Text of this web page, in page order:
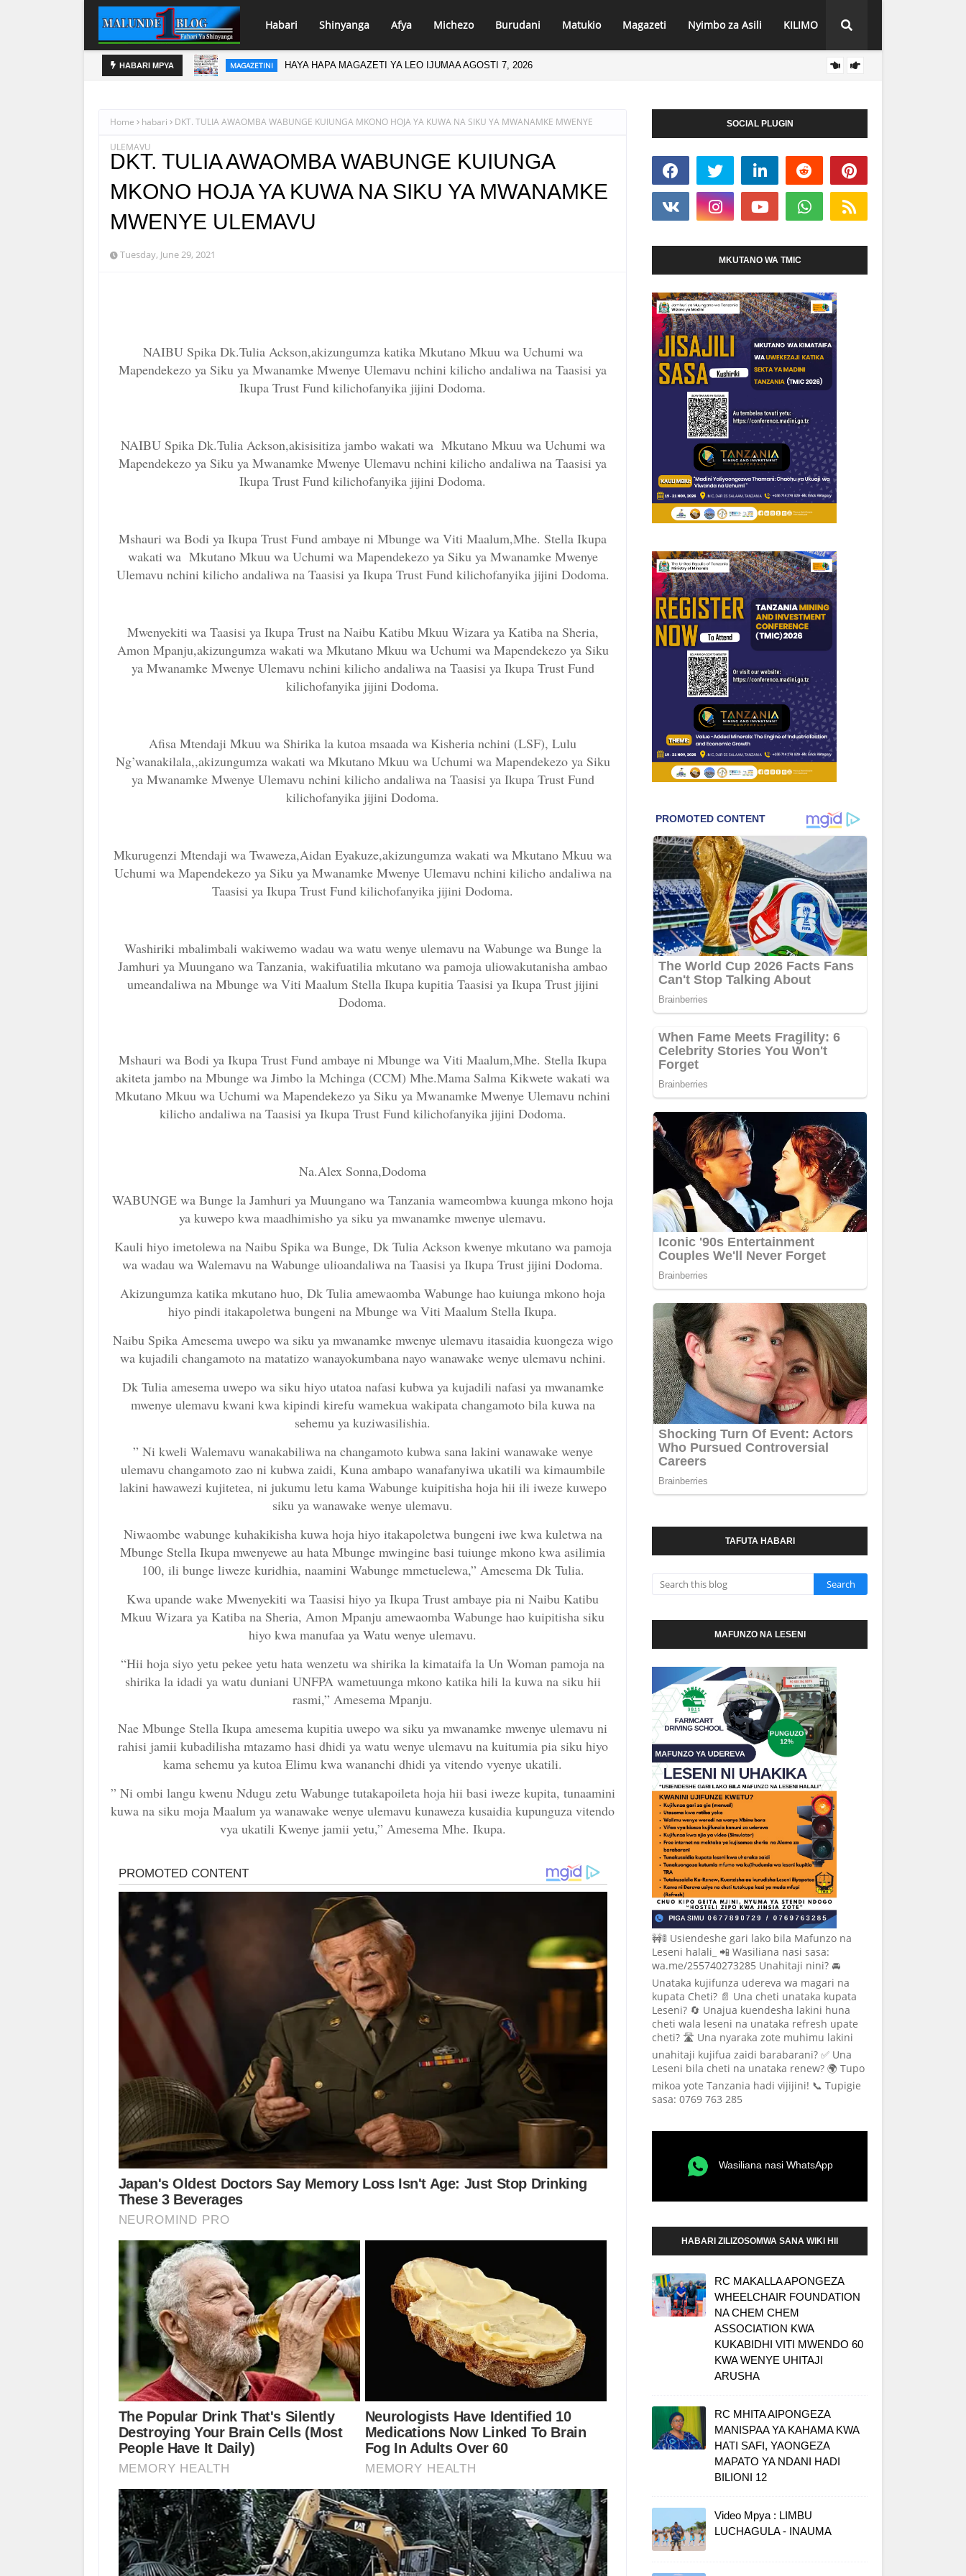
Habari Shinyanga Afya Michezo Burudani Matukio Magazeti Nyimbo za Asili KILIMO
HABARI MPYA MAGAZETINI HAYA HAPA MAGAZETI YA LEO IJUMAA AGOSTI 7, 2026
Home habari DKT. TULIA AWAOMBA WABUNGE KUIUNGA MKONO HOJA YA KUWA NA SIKU YA MWANAMKE MWENYE
ULEMAVU
DKT. TULIA AWAOMBA WABUNGE KUIUNGA
MKONO HOJA YA KUWA NA SIKU YA MWANAMKE
MWENYE ULEMAVU
Tuesday, June 29, 2021
NAIBU Spika Dk.Tulia Ackson,akizungumza katika Mkutano Mkuu wa Uchumi wa
Mapendekezo ya Siku ya Mwanamke Mwenye Ulemavu nchini kilicho andaliwa na Taasisi ya
Ikupa Trust Fund kilichofanyika jijini Dodoma.
NAIBU Spika Dk.Tulia Ackson,akisisitiza jambo wakati wa Mkutano Mkuu wa Uchumi wa
Mapendekezo ya Siku ya Mwanamke Mwenye Ulemavu nchini kilicho andaliwa na Taasisi ya
Ikupa Trust Fund kilichofanyika jijini Dodoma.
Mshauri wa Bodi ya Ikupa Trust Fund ambaye ni Mbunge wa Viti Maalum,Mhe. Stella Ikupa
wakati wa Mkutano Mkuu wa Uchumi wa Mapendekezo ya Siku ya Mwanamke Mwenye
Ulemavu nchini kilicho andaliwa na Taasisi ya Ikupa Trust Fund kilichofanyika jijini Dodoma.
Mwenyekiti wa Taasisi ya Ikupa Trust na Naibu Katibu Mkuu Wizara ya Katiba na Sheria,
Amon Mpanju,akizungumza wakati wa Mkutano Mkuu wa Uchumi wa Mapendekezo ya Siku
ya Mwanamke Mwenye Ulemavu nchini kilicho andaliwa na Taasisi ya Ikupa Trust Fund
kilichofanyika jijini Dodoma.
Afisa Mtendaji Mkuu wa Shirika la kutoa msaada wa Kisheria nchini (LSF), Lulu
Ng’wanakilala,,akizungumza wakati wa Mkutano Mkuu wa Uchumi wa Mapendekezo ya Siku
ya Mwanamke Mwenye Ulemavu nchini kilicho andaliwa na Taasisi ya Ikupa Trust Fund
kilichofanyika jijini Dodoma.
Mkurugenzi Mtendaji wa Twaweza,Aidan Eyakuze,akizungumza wakati wa Mkutano Mkuu wa
Uchumi wa Mapendekezo ya Siku ya Mwanamke Mwenye Ulemavu nchini kilicho andaliwa na
Taasisi ya Ikupa Trust Fund kilichofanyika jijini Dodoma.
Washiriki mbalimbali wakiwemo wadau wa watu wenye ulemavu na Wabunge wa Bunge la
Jamhuri ya Muungano wa Tanzania, wakifuatilia mkutano wa pamoja uliowakutanisha ambao
umeandaliwa na Mbunge wa Viti Maalum Stella Ikupa kupitia Taasisi ya Ikupa Trust jijini
Dodoma.
Mshauri wa Bodi ya Ikupa Trust Fund ambaye ni Mbunge wa Viti Maalum,Mhe. Stella Ikupa
akiteta jambo na Mbunge wa Jimbo la Mchinga (CCM) Mhe.Mama Salma Kikwete wakati wa
Mkutano Mkuu wa Uchumi wa Mapendekezo ya Siku ya Mwanamke Mwenye Ulemavu nchini
kilicho andaliwa na Taasisi ya Ikupa Trust Fund kilichofanyika jijini Dodoma.
Na.Alex Sonna,Dodoma
WABUNGE wa Bunge la Jamhuri ya Muungano wa Tanzania wameombwa kuunga mkono hoja
ya kuwepo kwa maadhimisho ya siku ya mwanamke mwenye ulemavu.
Kauli hiyo imetolewa na Naibu Spika wa Bunge, Dk Tulia Ackson kwenye mkutano wa pamoja
wa wadau wa Walemavu na Wabunge ulioandaliwa na Taasisi ya Ikupa Trust jijini Dodoma.
Akizungumza katika mkutano huo, Dk Tulia amewaomba Wabunge hao kuiunga mkono hoja
hiyo pindi itakapoletwa bungeni na Mbunge wa Viti Maalum Stella Ikupa.
Naibu Spika Amesema uwepo wa siku ya mwanamke mwenye ulemavu itasaidia kuongeza wigo
wa kujadili changamoto na matatizo wanayokumbana nayo wanawake wenye ulemavu nchini.
Dk Tulia amesema uwepo wa siku hiyo utatoa nafasi kubwa ya kujadili nafasi ya mwanamke
mwenye ulemavu kwani kwa kipindi kirefu wamekua wakipata changamoto bila kuwa na
sehemu ya kuziwasilishia.
” Ni kweli Walemavu wanakabiliwa na changamoto kubwa sana lakini wanawake wenye
ulemavu changamoto zao ni kubwa zaidi, Kuna ambapo wanafanyiwa ukatili wa kimaumbile
lakini hawawezi kujitetea, ni jukumu letu kama Wabunge kuipitisha hoja hii ili iweze kuwepo
siku ya wanawake wenye ulemavu.
Niwaombe wabunge kuhakikisha kuwa hoja hiyo itakapoletwa bungeni iwe kwa kuletwa na
Mbunge Stella Ikupa mwenyewe au hata Mbunge mwingine basi tuiunge mkono kwa asilimia
100, ili bunge liweze kuridhia, naamini Wabunge mmetuelewa,” Amesema Dk Tulia.
Kwa upande wake Mwenyekiti wa Taasisi hiyo ya Ikupa Trust ambaye pia ni Naibu Katibu
Mkuu Wizara ya Katiba na Sheria, Amon Mpanju amewaomba Wabunge hao kuipitisha siku
hiyo kwa manufaa ya Watu wenye ulemavu.
“Hii hoja siyo yetu pekee yetu hata wenzetu wa shirika la kimataifa la Un Woman pamoja na
shirika la idadi ya watu duniani UNFPA wametuunga mkono katika hili la kuwa na siku hii
rasmi,” Amesema Mpanju.
Nae Mbunge Stella Ikupa amesema kupitia uwepo wa siku ya mwanamke mwenye ulemavu ni
rahisi jamii kubadilisha mtazamo hasi dhidi ya watu wenye ulemavu na kuitumia pia siku hiyo
kama sehemu ya kutoa Elimu kwa wananchi dhidi ya vitendo vyenye ukatili.
” Ni ombi langu kwenu Ndugu zetu Wabunge tutakapoileta hoja hii basi iweze kupita, tunaamini
kuwa na siku moja Maalum ya wanawake wenye ulemavu kunaweza kusaidia kupunguza vitendo
vya ukatili Kwenye jamii yetu,” Amesema Mhe. Ikupa.
SOCIAL PLUGIN
MKUTANO WA TMIC
TAFUTA HABARI
MAFUNZO NA LESENI
🚧🚦 Usiendeshe gari lako bila Mafunzo na
Leseni halali_ 📲 Wasiliana nasi sasa:
wa.me/255740273285 Unahitaji nini? 🚘
Unataka kujifunza udereva wa magari na
kupata Cheti? 📄 Una cheti unataka kupata
Leseni? 🔄 Unajua kuendesha lakini huna
cheti wala leseni na unataka refresh upate
cheti? 🛣️ Una nyaraka zote muhimu lakini
unahitaji kujifua zaidi barabarani? ✅ Una
Leseni bila cheti na unataka renew? 🌍 Tupo
mikoa yote Tanzania hadi vijijini! 📞 Tupigie
sasa: 0769 763 285
Wasiliana nasi WhatsApp
HABARI ZILIZOSOMWA SANA WIKI HII
RC MAKALLA APONGEZA
WHEELCHAIR FOUNDATION
NA CHEM CHEM
ASSOCIATION KWA
KUKABIDHI VITI MWENDO 60
KWA WENYE UHITAJI
ARUSHA
RC MHITA AIPONGEZA
MANISPAA YA KAHAMA KWA
HATI SAFI, YAONGEZA
MAPATO YA NDANI HADI
BILIONI 12
Video Mpya : LIMBU
LUCHAGULA - INAUMA